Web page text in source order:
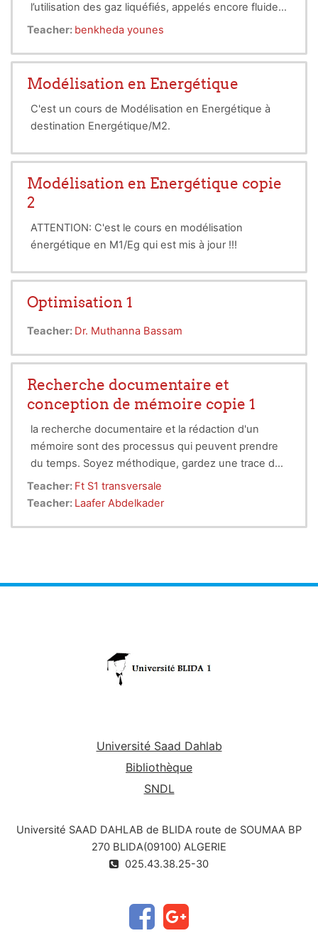
l’utilisation des gaz liquéfiés, appelés encore fluides
cryogéniques. Les températures cryogéniques sont
volatils, soit par expansion des gaz confinés
initialement à des pressions de 150 à 200 atm. Ce
cours comprend :
I. Notions générales
III. La réfrigération / Applications
IV. La séparation des gaz
Teacher: benkheda younes
Modélisation en Energétique
C'est un cours de Modélisation en Energétique à
destination Energétique/M2.
Modélisation en Energétique copie
2
ATTENTION: C'est le cours en modélisation
énergétique en M1/Eg qui est mis à jour !!!
Optimisation 1
Teacher: Dr. Muthanna Bassam
Recherche documentaire et
conception de mémoire copie 1
la recherche documentaire et la rédaction d'un
mémoire sont des processus qui peuvent prendre
du temps. Soyez méthodique, gardez une trace de
vos sources et commencez tôt pour avoir
suffisamment de temps pour la révision et les
Teacher: Ft S1 transversale
Teacher: Laafer Abdelkader
Université Saad Dahlab
Bibliothèque
SNDL
Université SAAD DAHLAB de BLIDA route de SOUMAA BP
270 BLIDA(09100) ALGERIE
025.43.38.25-30